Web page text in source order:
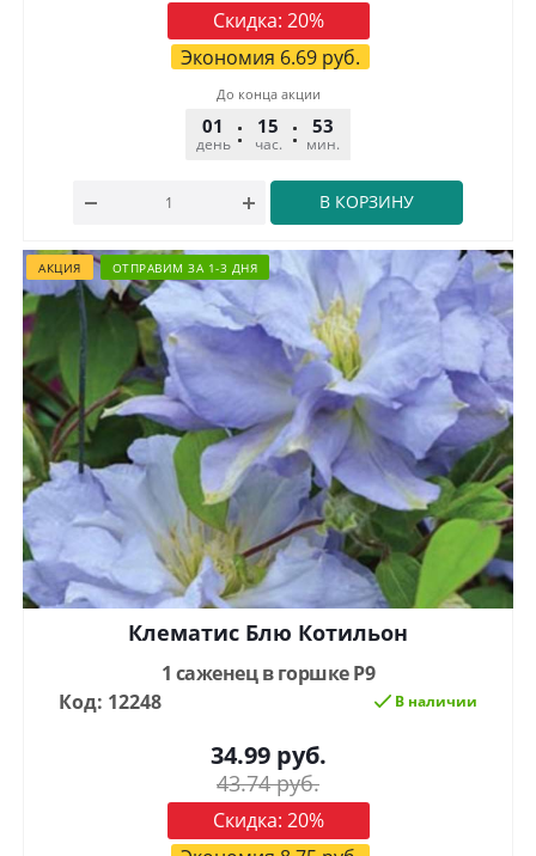
Скидка: 20%
Экономия 6.69руб.
В КОРЗИНУ
До конца акции
01
день
15
час.
53
мин.
АКЦИЯ ОТПРАВИМ ЗА 1-3 ДНЯ
Клематис Блю Котильон
1 саженец в горшке Р9
Код: 12248
В наличии
34.99руб.
43.74руб.
Скидка: 20%